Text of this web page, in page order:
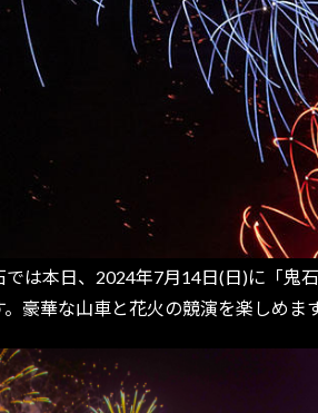
は本日、2024年7月14日(日)に「鬼
豪華な山車と花火の競演を楽しめま